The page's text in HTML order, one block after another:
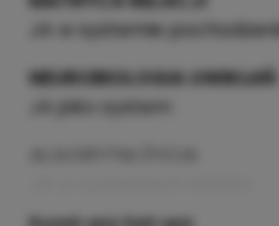
JA w systemie
NEUROBIOLOGIA UWIKŁAŃ
JA jako system